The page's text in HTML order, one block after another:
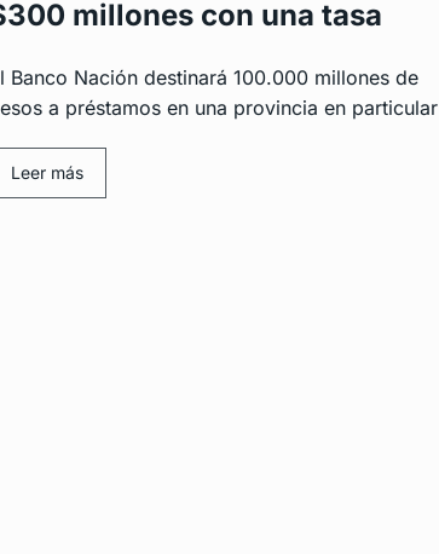
millones con una tasa
Banco Nación destinará 100.000 millones de
a préstamos en una provincia en particular
Leer más